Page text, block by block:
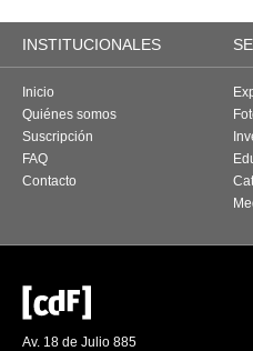
INSTITUCIONALES
Inicio
Quiénes somos
Suscripción
FAQ
Contacto
Av. 18 de Julio 885